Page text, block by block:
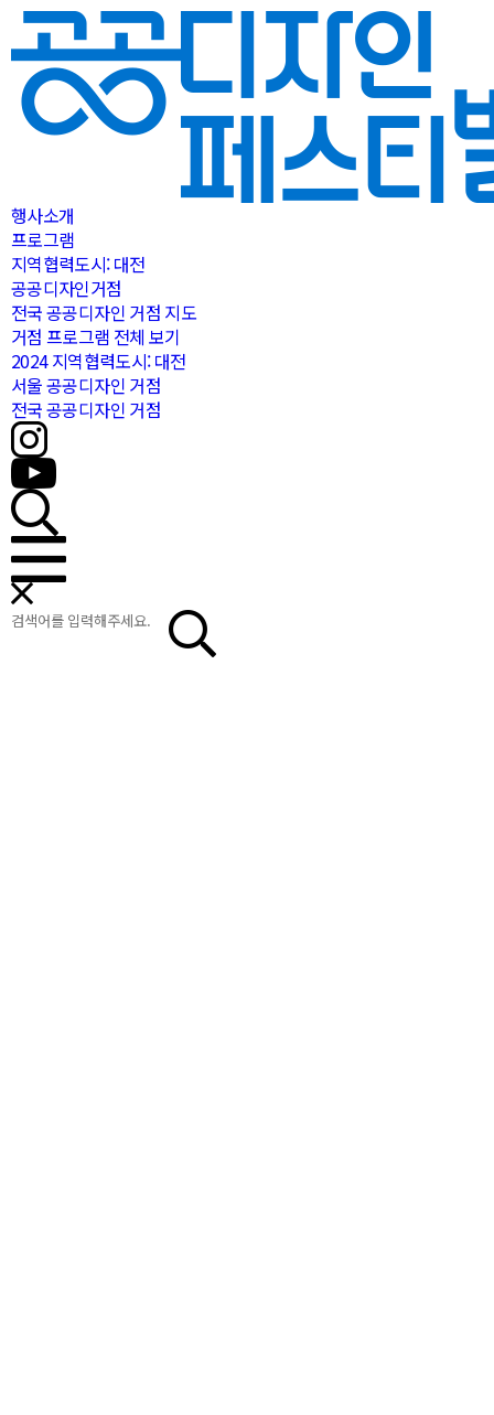
행사소개
프로그램
지역협력도시: 대전
공공디자인거점
전국 공공디자인 거점 지도
거점 프로그램 전체 보기
2024 지역협력도시: 대전
서울 공공디자인 거점
전국 공공디자인 거점